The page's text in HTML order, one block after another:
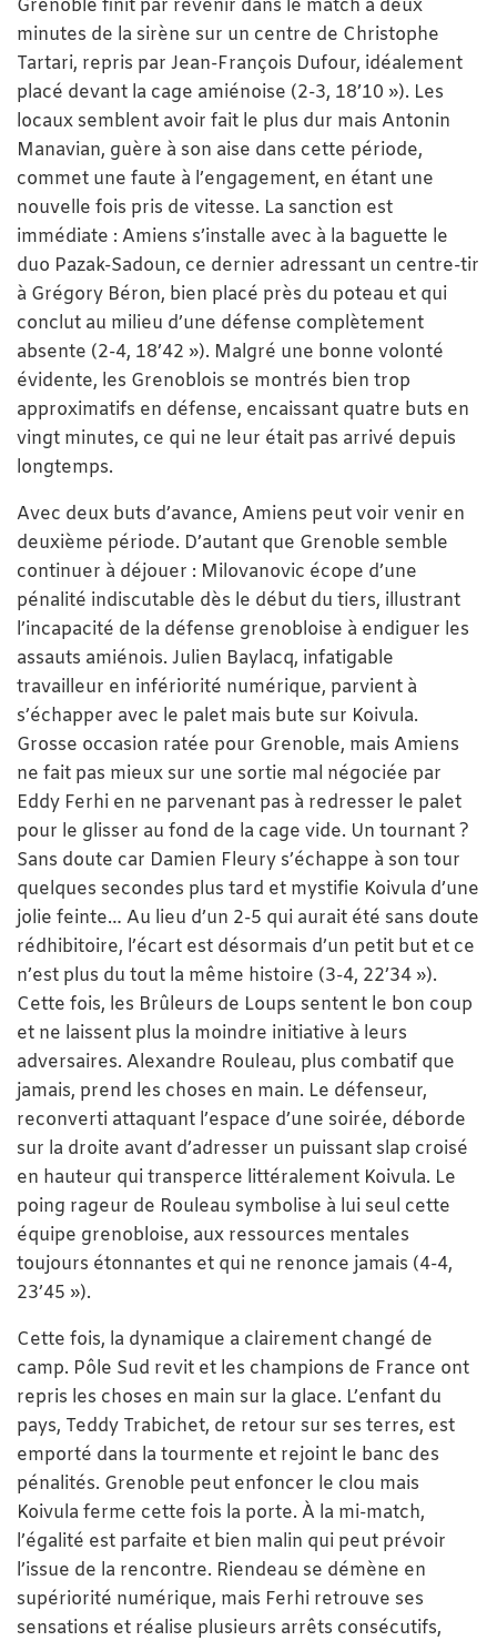
Grenoble finit par revenir dans le match à deux
minutes de la sirène sur un centre de Christophe
Tartari, repris par Jean-François Dufour, idéalement
placé devant la cage amiénoise (2-3, 18’10 »). Les
locaux semblent avoir fait le plus dur mais Antonin
Manavian, guère à son aise dans cette période,
commet une faute à l’engagement, en étant une
nouvelle fois pris de vitesse. La sanction est
immédiate : Amiens s’installe avec à la baguette le
duo Pazak-Sadoun, ce dernier adressant un centre-tir
à Grégory Béron, bien placé près du poteau et qui
conclut au milieu d’une défense complètement
absente (2-4, 18’42 »). Malgré une bonne volonté
évidente, les Grenoblois se montrés bien trop
approximatifs en défense, encaissant quatre buts en
vingt minutes, ce qui ne leur était pas arrivé depuis
longtemps.
Avec deux buts d’avance, Amiens peut voir venir en
deuxième période. D’autant que Grenoble semble
continuer à déjouer : Milovanovic écope d’une
pénalité indiscutable dès le début du tiers, illustrant
l’incapacité de la défense grenobloise à endiguer les
assauts amiénois. Julien Baylacq, infatigable
travailleur en infériorité numérique, parvient à
s’échapper avec le palet mais bute sur Koivula.
Grosse occasion ratée pour Grenoble, mais Amiens
ne fait pas mieux sur une sortie mal négociée par
Eddy Ferhi en ne parvenant pas à redresser le palet
pour le glisser au fond de la cage vide. Un tournant ?
Sans doute car Damien Fleury s’échappe à son tour
quelques secondes plus tard et mystifie Koivula d’une
jolie feinte… Au lieu d’un 2-5 qui aurait été sans doute
rédhibitoire, l’écart est désormais d’un petit but et ce
n’est plus du tout la même histoire (3-4, 22’34 »).
Cette fois, les Brûleurs de Loups sentent le bon coup
et ne laissent plus la moindre initiative à leurs
adversaires. Alexandre Rouleau, plus combatif que
jamais, prend les choses en main. Le défenseur,
reconverti attaquant l’espace d’une soirée, déborde
sur la droite avant d’adresser un puissant slap croisé
en hauteur qui transperce littéralement Koivula. Le
poing rageur de Rouleau symbolise à lui seul cette
équipe grenobloise, aux ressources mentales
toujours étonnantes et qui ne renonce jamais (4-4,
23’45 »).
Cette fois, la dynamique a clairement changé de
camp. Pôle Sud revit et les champions de France ont
repris les choses en main sur la glace. L’enfant du
pays, Teddy Trabichet, de retour sur ses terres, est
emporté dans la tourmente et rejoint le banc des
pénalités. Grenoble peut enfoncer le clou mais
Koivula ferme cette fois la porte. À la mi-match,
l’égalité est parfaite et bien malin qui peut prévoir
l’issue de la rencontre. Riendeau se démène en
supériorité numérique, mais Ferhi retrouve ses
sensations et réalise plusieurs arrêts consécutifs,